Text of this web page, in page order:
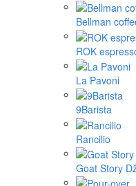
Bellman
ROK
La Pavoni
9Barista
Rancilio
Goat Story